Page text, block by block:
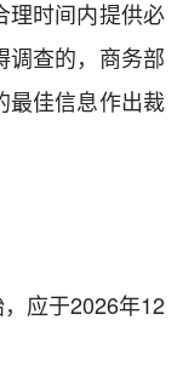
理时间内提供必
调查的，商务部
最佳信息作出裁
应于2026年12